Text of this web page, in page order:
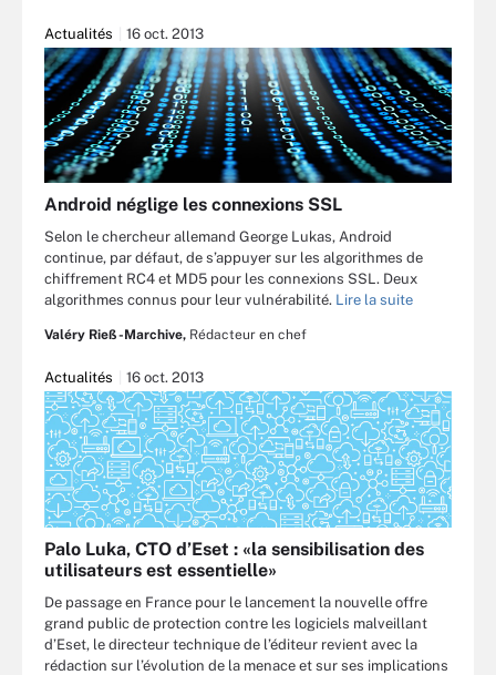
Actualités 16 oct. 2013
Android néglige les connexions SSL
Selon le chercheur allemand George Lukas, Android
continue, par défaut, de s’appuyer sur les algorithmes de
chiffrement RC4 et MD5 pour les connexions SSL. Deux
algorithmes connus pour leur vulnérabilité. Lire la suite
Valéry Rieß-Marchive, Rédacteur en chef
Actualités 16 oct. 2013
Palo Luka, CTO d’Eset : «la sensibilisation des
utilisateurs est essentielle»
De passage en France pour le lancement la nouvelle offre
grand public de protection contre les logiciels malveillant
d’Eset, le directeur technique de l’éditeur revient avec la
rédaction sur l’évolution de la menace et sur ses implications